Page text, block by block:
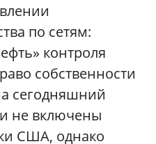
по сетям:
контроля
собственности
сегодняшний
не включены
США, однако